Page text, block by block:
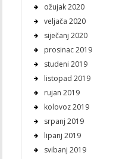
ožujak 2020
veljača 2020
siječanj 2020
prosinac 2019
studeni 2019
listopad 2019
rujan 2019
kolovoz 2019
srpanj 2019
lipanj 2019
svibanj 2019